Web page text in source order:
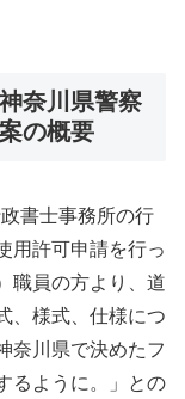
奈川県警察
の概要
書士事務所の行
用許可申請を行っ
職員の方より、道
、様式、仕様につ
奈川県で決めたフ
るように。」との